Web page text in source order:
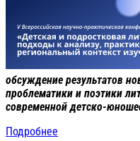
обсуждение результатов
проблематики и поэтики
современной детско-
Подробнее